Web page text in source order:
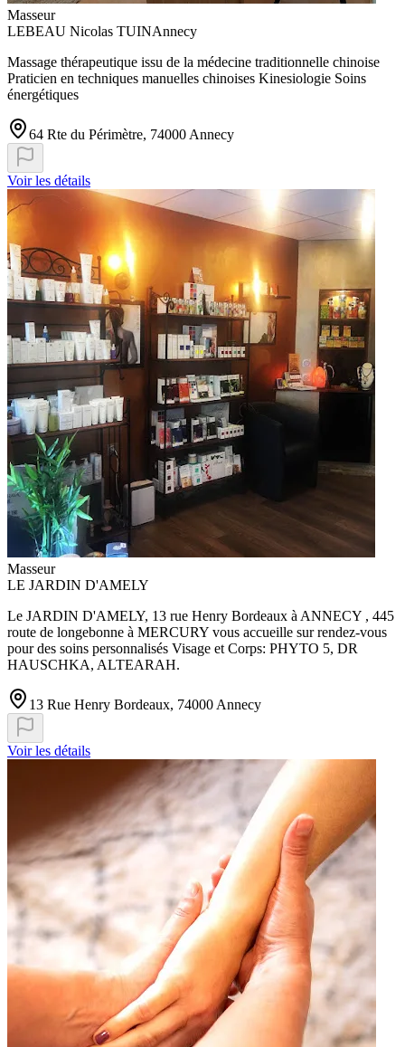
Masseur
LEBEAU Nicolas TUINAnnecy
Massage thérapeutique issu de la médecine traditionnelle chinoise
Praticien en techniques manuelles chinoises Kinesiologie Soins
énergétiques
64 Rte du Périmètre, 74000 Annecy
Voir les détails
Masseur
LE JARDIN D'AMELY
Le JARDIN D'AMELY, 13 rue Henry Bordeaux à ANNECY , 445
route de longebonne à MERCURY vous accueille sur rendez-vous
pour des soins personnalisés Visage et Corps: PHYTO 5, DR
HAUSCHKA, ALTEARAH.
13 Rue Henry Bordeaux, 74000 Annecy
Voir les détails